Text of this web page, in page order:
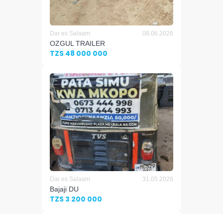
Dar es Salaam 08.06.2026
OZGUL TRAILER
TZS 48 000 000
Dar es Salaam 31.05.2026
Bajaji DU
TZS 3 200 000